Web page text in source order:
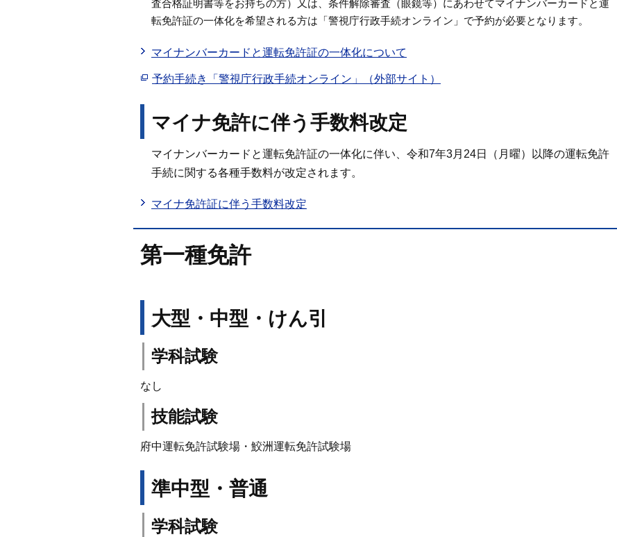
査合格証明書等をお持ちの方）又は、条件解除審査（眼鏡等）にあわせてマイナンバーカードと運
転免許証の一体化を希望される方は「警視庁行政手続オンライン」で予約が必要となります。
マイナンバーカードと運転免許証の一体化について
予約手続き「警視庁行政手続オンライン」（外部サイト）
マイナ免許に伴う手数料改定
マイナンバーカードと運転免許証の一体化に伴い、令和7年3月24日（月曜）以降の運転免許
手続に関する各種手数料が改定されます。
マイナ免許証に伴う手数料改定
第一種免許
大型・中型・けん引
学科試験
なし
技能試験
府中運転免許試験場・鮫洲運転免許試験場
準中型・普通
学科試験